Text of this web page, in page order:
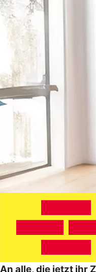
An alle, die jetzt ihr